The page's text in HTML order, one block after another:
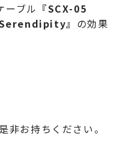
ーブル 『SCX-05
Serendipity』 の効果
非お持ちください。